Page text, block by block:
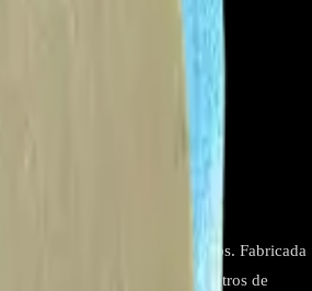
dispositivos electrónicos. Fabricada
de 5 mm de ancho, 10 metros de